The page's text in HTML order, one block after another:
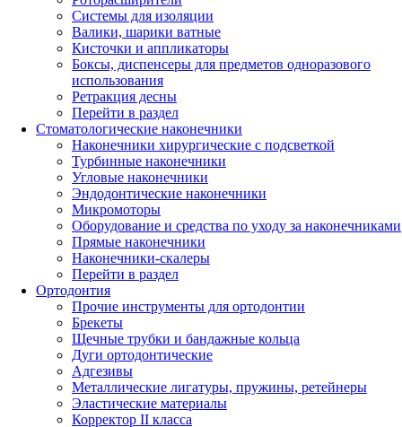
Системы для изоляции
Валики, шарики ватные
Кисточки и аппликаторы
Боксы, диспенсеры для предметов одноразового
использования
Ретракция десны
Перейти в раздел
Стоматологические наконечники
Наконечники хирургические с подсветкой
Турбинные наконечники
Угловые наконечники
Эндодонтические наконечники
Микромоторы
Оборудование и средства по уходу за наконечниками
Прямые наконечники
Наконечники-скалеры
Перейти в раздел
Ортодонтия
Прочие инструменты для ортодонтии
Брекеты
Щечные трубки и бандажные кольца
Дуги ортодонтические
Адгезивы
Металлические лигатуры, пружины, ретейнеры
Эластические материалы
Корректор II класса